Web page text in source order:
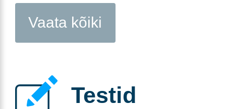
Vaata kõiki
Testid